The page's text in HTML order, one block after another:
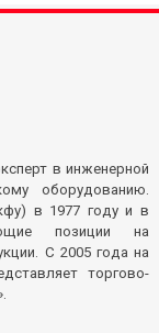
в инженерной
оборудованию.
в 1977 году и в
позиции на
С 2005 года на
торгово-